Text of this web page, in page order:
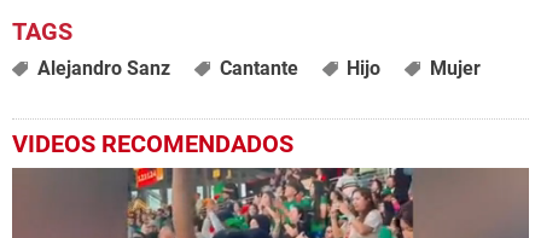
Alejandro Sanz Cantante Hijo Mujer
VIDEOS RECOMENDADOS